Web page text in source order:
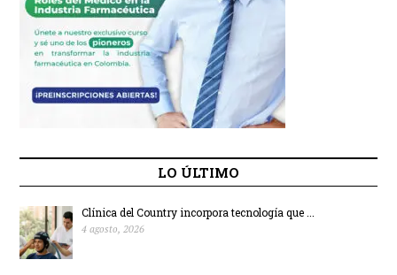
LO ÚLTIMO
Clínica del Country incorpora tecnología que ...
4 agosto, 2026